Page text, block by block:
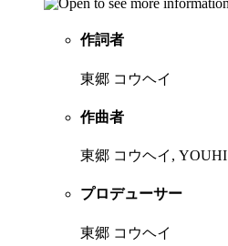
作詞者
東郷 コウヘイ
作曲者
東郷 コウヘイ, YOUHI
プロデューサー
東郷 コウヘイ